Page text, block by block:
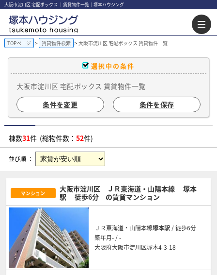
大阪市淀川区 宅配ボックス ｜賃貸物件一覧｜塚本ハウジング
TOPページ 賃貸物件検索 大阪市淀川区 宅配ボックス 賃貸物件一覧
選択中の条件
大阪市淀川区 宅配ボックス 賃貸物件一覧
条件を変更
条件を保存
棟数31件 (総物件数： 52件)
並び順 ：
マンション 大阪市淀川区 ＪＲ東海道・山陽本線
塚本
駅
徒歩6分 の賃貸マンション
ＪＲ東海道・山陽本線塚本駅 / 徒歩6分
築年月- / -
大阪府大阪市淀川区塚本4-3-18